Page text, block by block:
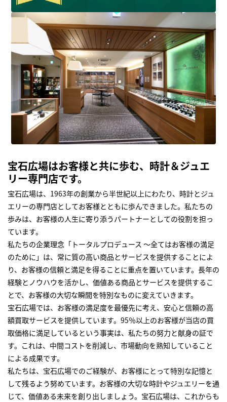
宝石広場はお客様と共に歩む、時計＆ジュエ
リー専門店です。
宝石広場は、1963年の創業から半世紀以上にわたり、時計とジュ
エリーの専門店としてお客様とともに歩んできました。私たちの
歩みは、お客様の人生に寄り添うパートナーとしての役割を担っ
ています。
私たちの企業理念「トータルプロデュース ～全てはお客様の満足
のために」は、常に質の高い商品とサービスを提供することによ
り、お客様の信頼と満足を得ることに重点を置いています。長年の
経験とノウハウを活かし、価値ある商品とサービスを提供するこ
とで、お客様の大切な瞬間を特別なものに変えていきます。
宝石広場では、お客様の満足度を最優先に考え、安心と信頼の高
額買取サービスを提供しています。95％以上のお客様が当店の買
取価格に満足しているという事実は、私たちの努力と献身の証で
す。これは、中間コストを削減し、市場動向を熟知していること
による成果です。
私たちは、宝石広場でのご経験が、お客様にとって特別な記憶と
して残るよう努めています。お客様の大切な時計やジュエリーを通
じて、価値ある未来を創り出しましょう。宝石広場は、これからも